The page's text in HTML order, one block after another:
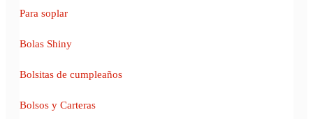
Para soplar
Bolas Shiny
Bolsitas de cumpleaños
Bolsos y Carteras